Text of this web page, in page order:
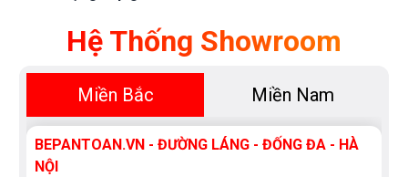
Hệ Thống Showroom
Miền Bắc Miền Nam
BEPANTOAN.VN - ĐƯỜNG LÁNG - ĐỐNG ĐA - HÀ
NỘI